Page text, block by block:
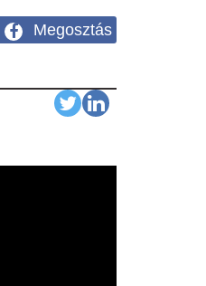
Megosztás